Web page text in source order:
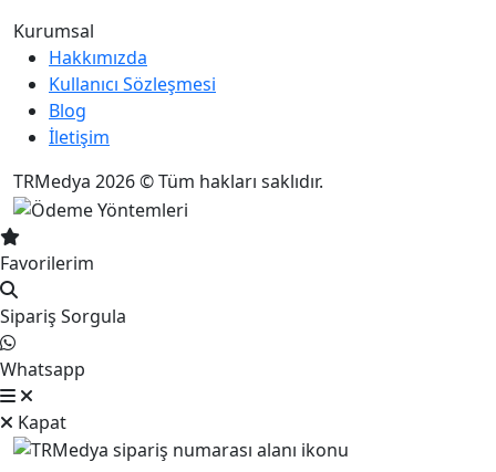
Kurumsal
Hakkımızda
Kullanıcı Sözleşmesi
Blog
İletişim
TRMedya 2026 © Tüm hakları saklıdır.
Favorilerim
Sipariş Sorgula
Whatsapp
Kapat